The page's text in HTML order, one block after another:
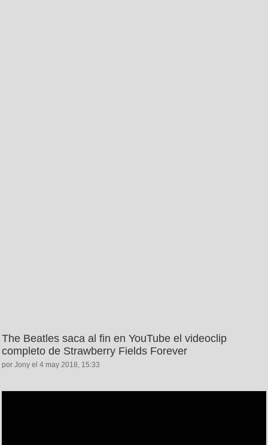
The Beatles saca al fin en YouTube el videoclip
completo de Strawberry Fields Forever
por Jony el 4 may 2018, 15:33